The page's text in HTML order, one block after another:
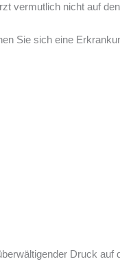
vermutlich nicht auf
Sie sich eine
Druck auf